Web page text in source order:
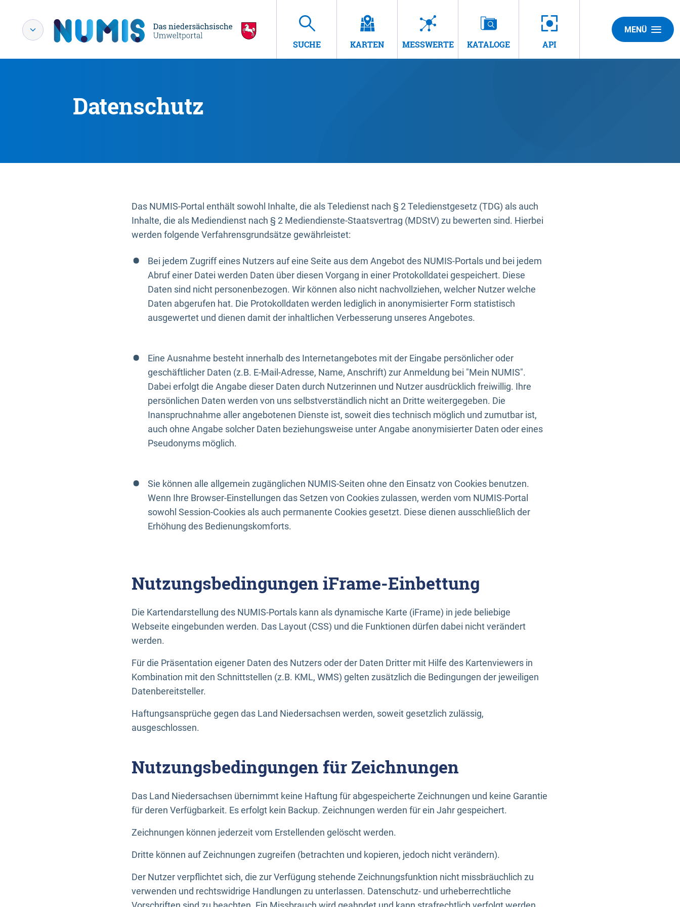
SUCHE KARTEN MESSWERTE KATALOGE API
MENÜ
Datenschutz
Das NUMIS-Portal enthält sowohl Inhalte, die als Teledienst nach § 2 Teledienstgesetz (TDG) als auch
Inhalte, die als Mediendienst nach § 2 Mediendienste-Staatsvertrag (MDStV) zu bewerten sind. Hierbei
werden folgende Verfahrensgrundsätze gewährleistet:
Bei jedem Zugriff eines Nutzers auf eine Seite aus dem Angebot des NUMIS-Portals und bei jedem
Abruf einer Datei werden Daten über diesen Vorgang in einer Protokolldatei gespeichert. Diese
Daten sind nicht personenbezogen. Wir können also nicht nachvollziehen, welcher Nutzer welche
Daten abgerufen hat. Die Protokolldaten werden lediglich in anonymisierter Form statistisch
ausgewertet und dienen damit der inhaltlichen Verbesserung unseres Angebotes.
Eine Ausnahme besteht innerhalb des Internetangebotes mit der Eingabe persönlicher oder
geschäftlicher Daten (z.B. E-Mail-Adresse, Name, Anschrift) zur Anmeldung bei "Mein NUMIS".
Dabei erfolgt die Angabe dieser Daten durch Nutzerinnen und Nutzer ausdrücklich freiwillig. Ihre
persönlichen Daten werden von uns selbstverständlich nicht an Dritte weitergegeben. Die
Inanspruchnahme aller angebotenen Dienste ist, soweit dies technisch möglich und zumutbar ist,
auch ohne Angabe solcher Daten beziehungsweise unter Angabe anonymisierter Daten oder eines
Pseudonyms möglich.
Sie können alle allgemein zugänglichen NUMIS-Seiten ohne den Einsatz von Cookies benutzen.
Wenn Ihre Browser-Einstellungen das Setzen von Cookies zulassen, werden vom NUMIS-Portal
sowohl Session-Cookies als auch permanente Cookies gesetzt. Diese dienen ausschließlich der
Erhöhung des Bedienungskomforts.
Nutzungsbedingungen iFrame-Einbettung
Die Kartendarstellung des NUMIS-Portals kann als dynamische Karte (iFrame) in jede beliebige
Webseite eingebunden werden. Das Layout (CSS) und die Funktionen dürfen dabei nicht verändert
werden.
Für die Präsentation eigener Daten des Nutzers oder der Daten Dritter mit Hilfe des Kartenviewers in
Kombination mit den Schnittstellen (z.B. KML, WMS) gelten zusätzlich die Bedingungen der jeweiligen
Datenbereitsteller.
Haftungsansprüche gegen das Land Niedersachsen werden, soweit gesetzlich zulässig,
ausgeschlossen.
Nutzungsbedingungen für Zeichnungen
Das Land Niedersachsen übernimmt keine Haftung für abgespeicherte Zeichnungen und keine Garantie
für deren Verfügbarkeit. Es erfolgt kein Backup. Zeichnungen werden für ein Jahr gespeichert.
Zeichnungen können jederzeit vom Erstellenden gelöscht werden.
Dritte können auf Zeichnungen zugreifen (betrachten und kopieren, jedoch nicht verändern).
Der Nutzer verpflichtet sich, die zur Verfügung stehende Zeichnungsfunktion nicht missbräuchlich zu
verwenden und rechtswidrige Handlungen zu unterlassen. Datenschutz- und urheberrechtliche